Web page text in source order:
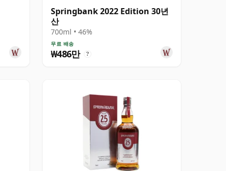
Springbank 2022 Edition 30년
산
700ml • 46%
무료 배송
₩486만 ?